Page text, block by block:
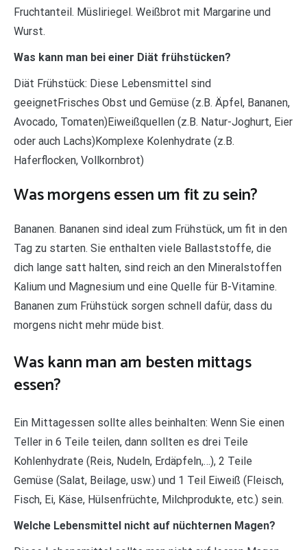
Fruchtanteil. Müsliriegel. Weißbrot mit Margarine und
Wurst.
Was kann man bei einer Diät frühstücken?
Diät Frühstück: Diese Lebensmittel sind
geeignetFrisches Obst und Gemüse (z.B. Äpfel, Bananen,
Avocado, Tomaten)Eiweißquellen (z.B. Natur-Joghurt, Eier
oder auch Lachs)Komplexe Kolenhydrate (z.B.
Haferflocken, Vollkornbrot)
Was morgens essen um fit zu sein?
Bananen. Bananen sind ideal zum Frühstück, um fit in den
Tag zu starten. Sie enthalten viele Ballaststoffe, die
dich lange satt halten, sind reich an den Mineralstoffen
Kalium und Magnesium und eine Quelle für B-Vitamine.
Bananen zum Frühstück sorgen schnell dafür, dass du
morgens nicht mehr müde bist.
Was kann man am besten mittags
essen?
Ein Mittagessen sollte alles beinhalten: Wenn Sie einen
Teller in 6 Teile teilen, dann sollten es drei Teile
Kohlenhydrate (Reis, Nudeln, Erdäpfeln,…), 2 Teile
Gemüse (Salat, Beilage, usw.) und 1 Teil Eiweiß (Fleisch,
Fisch, Ei, Käse, Hülsenfrüchte, Milchprodukte, etc.) sein.
Welche Lebensmittel nicht auf nüchternen Magen?